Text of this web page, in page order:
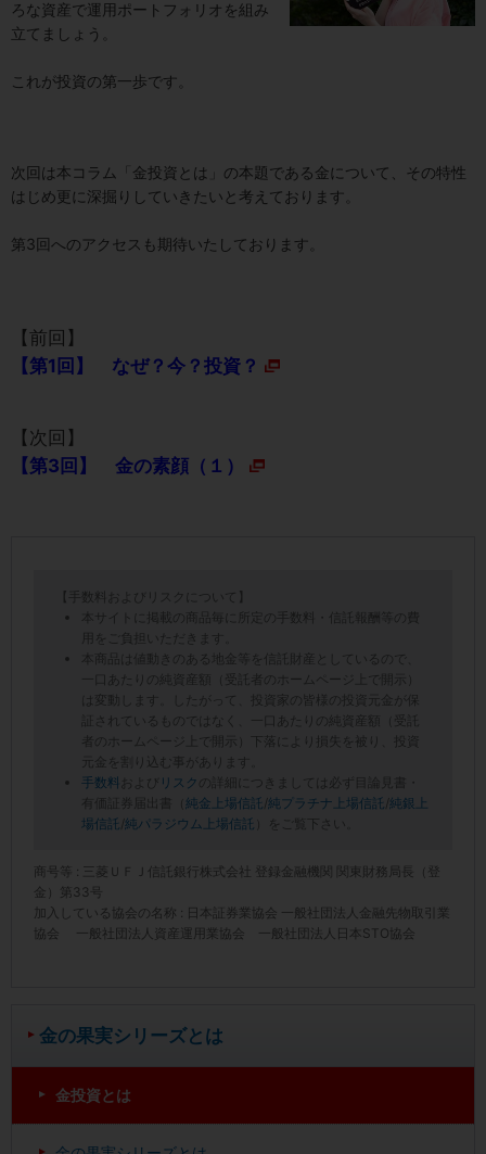
金の果実シリーズとは
金投資とは
ろな資産で運用ポートフォリオを組み
立てましょう。
これが投資の第一歩です。
次回は本コラム「金投資とは」の本題である金について、その特性
はじめ更に深掘りしていきたいと考えております。
第3回へのアクセスも期待いたしております。
【前回】
【第1回】 なぜ？今？投資？
【次回】
【第3回】 金の素顔（１）
【手数料およびリスクについて】
本サイトに掲載の商品毎に所定の手数料・信託報酬等の費
用をご負担いただきます。
本商品は値動きのある地金等を信託財産としているので、
一口あたりの純資産額（受託者のホームページ上で開示）
は変動します。したがって、投資家の皆様の投資元金が保
証されているものではなく、一口あたりの純資産額（受託
者のホームページ上で開示）下落により損失を被り、投資
元金を割り込む事があります。
手数料
および リスク
の詳細につきましては必ず目論見書・
有価証券届出書（ 純金上場信託 /純プラチナ上場信託 /純銀上
場信託 /純パラジウム上場信託 ）をご覧下さい。
商号等 : 三菱ＵＦＪ信託銀行株式会社 登録金融機関 関東財務局長（登
金）第33号
加入している協会の名称 : 日本証券業協会 一般社団法人金融先物取引業
協会 一般社団法人資産運用業協会 一般社団法人日本STO協会